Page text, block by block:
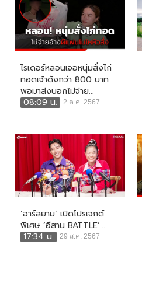
ไรเดอร์หลอนเจอหนุ่มสั่งไก่
ทอดเจ้าดังกว่า 800 บาท
พอมาส่งบอกไม่จ่าย...
08:09 น.
2 ต.ค. 2567
‘อาร์สยาม’ เปิดโปรเจกต์
พิเศษ ‘อีสาน BATTLE’...
17:34 น.
29 ส.ค. 2567